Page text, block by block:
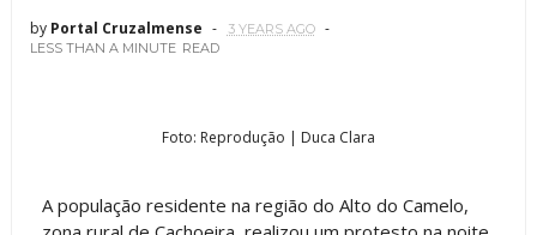
by Portal Cruzalmense
3 YEARS AGO
LESS THAN A MINUTE READ
Foto: Reprodução | Duca Clara
A população residente na região do Alto do Camelo,